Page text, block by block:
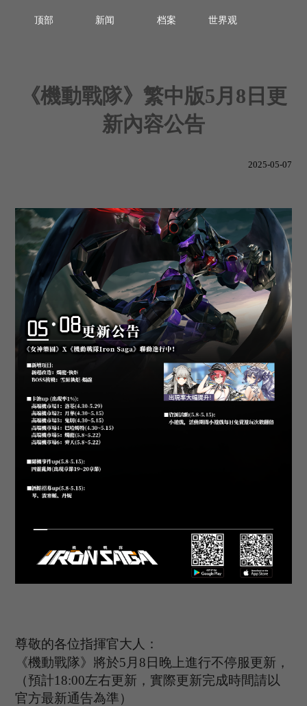
顶部 新闻 档案 世界观
《機動戰隊》繁中版5月8日更
新內容公告
2025-05-07
尊敬的各位指揮官大人：
《機動戰隊》將於5 月 8日晚上進行不停服更新，
（預計1 8:00左右更新，實際更新完成時間請以
官方最新通告為準）